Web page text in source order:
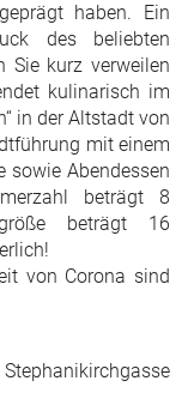
haben. Ein
des beliebten
Sie kurz verweilen
kulinarisch im
in der Altstadt von
mit einem
sowie Abendessen
beträgt 8
beträgt 16
von Corona sind
Stephanikirchgasse